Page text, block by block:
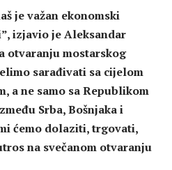
je važan ekonomski
izjavio je Aleksandar
otvaranju mostarskog
sarađivati sa cijelom
a ne samo sa Republikom
Srba, Bošnjaka i
ćemo dolaziti, trgovati,
na svečanom otvaranju